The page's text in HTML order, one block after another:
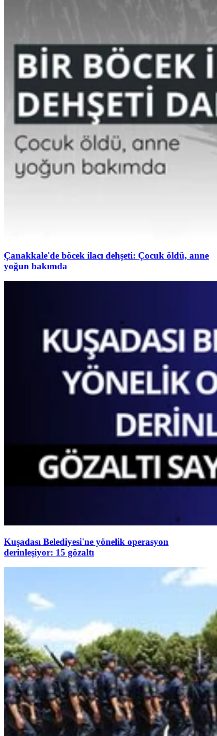
Çanakkale'de böcek ilacı dehşeti: Çocuk öldü, anne
yoğun bakımda
Kuşadası Belediyesi'ne yönelik operasyon
derinleşiyor: 15 gözaltı